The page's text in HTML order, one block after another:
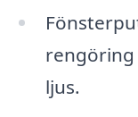
ljus.